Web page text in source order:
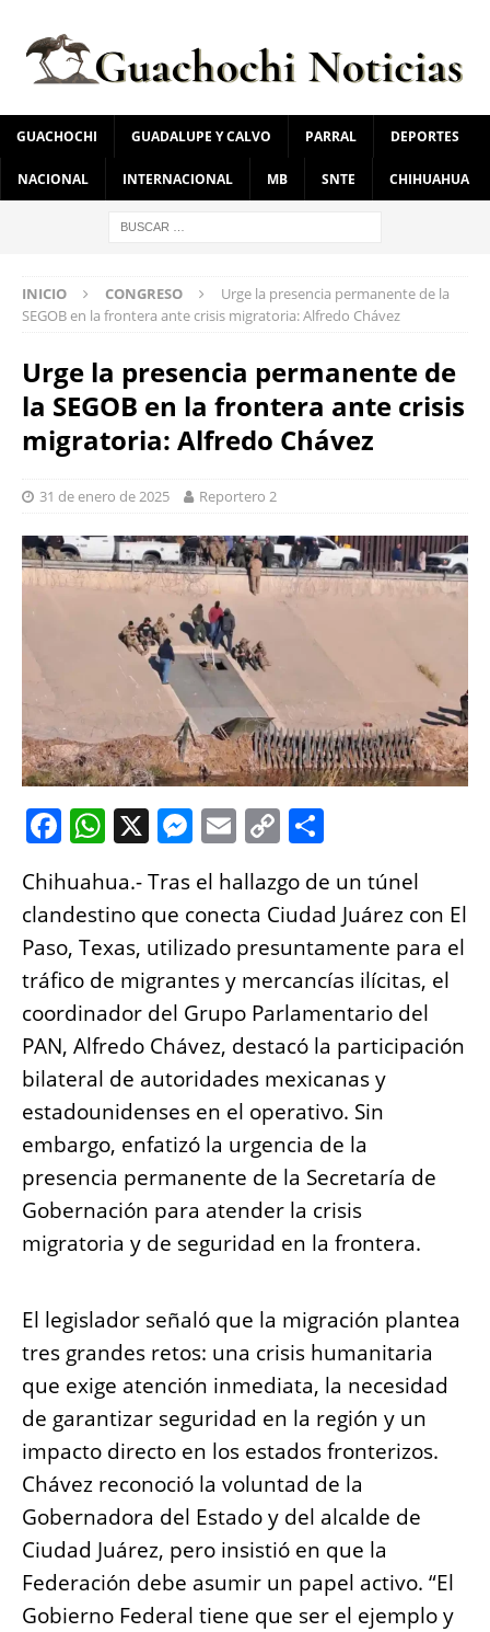
GUACHOCHI GUADALUPE Y CALVO PARRAL DEPORTES
NACIONAL INTERNACIONAL MB SNTE CHIHUAHUA
INICIO CONGRESO
Urge la presencia permanente de la
SEGOB en la frontera ante crisis migratoria: Alfredo Chávez
Urge la presencia permanente de
la SEGOB en la frontera ante crisis
migratoria: Alfredo Chávez
31 de enero de 2025 Reportero 2
F
c
e
b
o
o
k
W
at
s
A
p
p
X M
e
ss
e
n
g
er
E
m
ai
l
C
p
y
Li
n
k
a
re
Chihuahua.- Tras el hallazgo de un túnel
clandestino que conecta Ciudad Juárez con El
Paso, Texas, utilizado presuntamente para el
tráfico de migrantes y mercancías ilícitas, el
coordinador del Grupo Parlamentario del
PAN, Alfredo Chávez, destacó la participación
bilateral de autoridades mexicanas y
estadounidenses en el operativo. Sin
embargo, enfatizó la urgencia de la
presencia permanente de la Secretaría de
Gobernación para atender la crisis
migratoria y de seguridad en la frontera.
El legislador señaló que la migración plantea
tres grandes retos: una crisis humanitaria
que exige atención inmediata, la necesidad
de garantizar seguridad en la región y un
impacto directo en los estados fronterizos.
Chávez reconoció la voluntad de la
Gobernadora del Estado y del alcalde de
Ciudad Juárez, pero insistió en que la
Federación debe asumir un papel activo. “El
Gobierno Federal tiene que ser el ejemplo y